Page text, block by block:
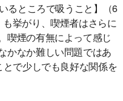
るところで吸うこと】（6
挙がり、喫煙者はさらに
喫煙の有無によって感じ
かなか難しい問題ではあ
とで少しでも良好な関係を